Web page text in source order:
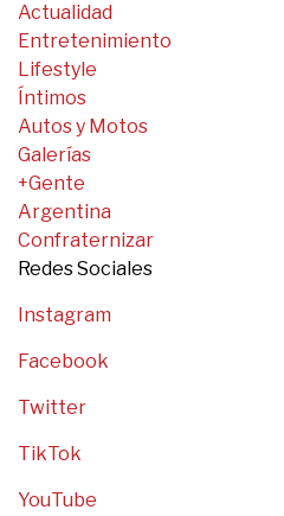
Actualidad
Entretenimiento
Lifestyle
Íntimos
Autos y Motos
Galerías
+Gente
Argentina
Confraternizar
Redes Sociales
Instagram
Facebook
Twitter
TikTok
YouTube